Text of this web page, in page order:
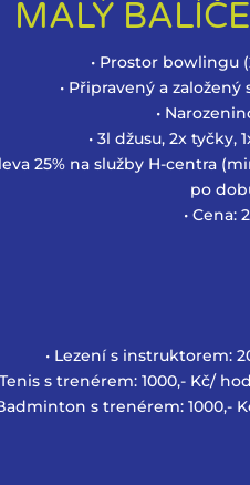
MALÝ
• Prostor bowlingu
• Připravený a
•
• 3l džusu, 2x tyčky,
25% na služby H-centra
po
• Cena:
• Lezení s instruktorem:
Tenis s trenérem: 1000,- Kč/
s trenérem: 1000,-